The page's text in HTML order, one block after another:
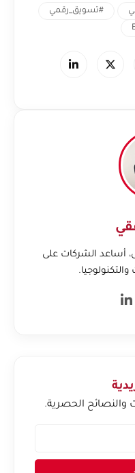
#تسويق_رقمي
أساعد الشركات على
والتكنولوجيا.
الحصرية.